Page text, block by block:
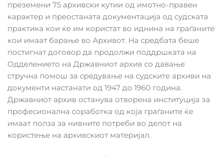
преземени 75 архивски кутии од имотно-правен
карактер и преостаната документација од судската
практика кои ќе им користат во иднина на граѓаните
кои имаат барање во Архивот. На средбата беше
постигнат договор да продолжи поддршката на
Одделението на Државниот архив со давање
стручна помош за средување на судските архиви на
документи настанати од 1947 до 1960 година.
Државниот архив останува отворена институција за
професионална соработка од која граѓаните ќе
имаат полза за нивните потреби во делот на
користење на архивскиот материјал.